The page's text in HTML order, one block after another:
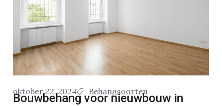
oktober 22, 2024 Behangsoorten
Bouwbehang voor nieuwbouw in